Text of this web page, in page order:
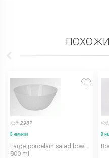
Код: 2987
В наличии
Large porcelain salad bowl
800 ml
Код:
В